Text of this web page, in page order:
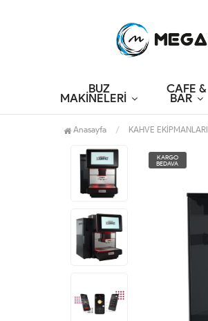
BUZ
MAKİNELERİ
CAFE &
BAR
Anasayfa KAHVE EKİPMANLARI
KARGO
BEDAVA